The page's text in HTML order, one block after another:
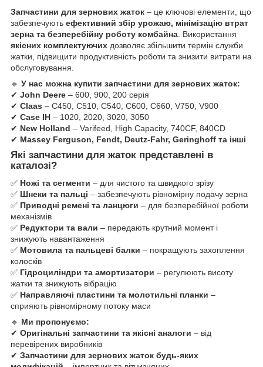
Запчастини для зернових жаток – це ключові елементи, що
забезпечують ефективний збір урожаю, мінімізацію втрат
зерна та безперебійну роботу комбайна . Використання
якісних комплектуючих дозволяє збільшити термін служби
жатки, підвищити продуктивність роботи та знизити витрати на
обслуговування.
🔹 У нас можна купити запчастини для зернових жаток:
✔ John Deere – 600, 900, 200 серія
✔ Claas – C450, C510, C540, C600, C660, V750, V900
✔ Case IH – 1020, 2020, 3020, 3050
✔ New Holland – Varifeed, High Capacity, 740CF, 840CD
✔ Massey Ferguson, Fendt, Deutz-Fahr, Geringhoff та інші
Які запчастини для жаток представлені в
каталозі?
✅ Ножі та сегменти – для чистого та швидкого зрізу
✅ Шнеки та пальці – забезпечують рівномірну подачу зерна
✅ Приводні ремені та ланцюги – для безперебійної роботи
механізмів
✅ Редуктори та вали – передають крутний момент і
знижують навантаження
✅ Мотовила та пальцеві балки – покращують захоплення
колосків
✅ Гідроциліндри та амортизатори – регулюють висоту
жатки та знижують вібрацію
✅ Направляючі пластини та молотильні планки –
сприяють рівномірному потоку маси
🔹 Ми пропонуємо:
✔ Оригінальні запчастини та якісні аналоги – від
перевірених виробників
✔ Запчастини для зернових жаток будь-яких